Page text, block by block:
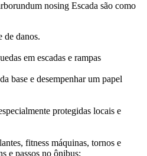
nosing Escada são como
de danos.
em escadas e rampas
base e desempenhar um papel
protegidas locais e
fitness máquinas, tornos e
e passos no ônibus;